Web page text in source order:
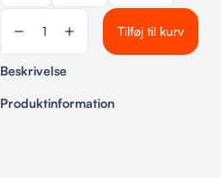
Tilføj til kurv
Beskrivelse
Produktinformation